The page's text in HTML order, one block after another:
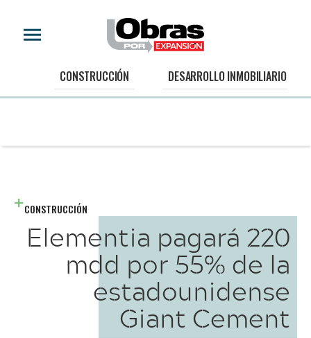
CONSTRUCCIÓN DESARROLLO INMOBILIARIO
CONSTRUCCIÓN
Elementia pagará 220
mdd por 55% de la
estadounidense
Giant Cement